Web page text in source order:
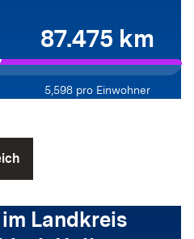
87.475 km
5,598 pro Einwohner
Landkreis